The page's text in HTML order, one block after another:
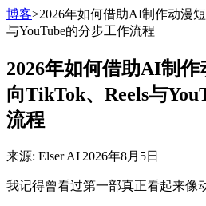
博客>2026年如何借助AI制作动漫
与YouTube的分步工作流程
2026年如何借助AI制
向TikTok、Reels与
流程
来源: Elser AI|2026年8月5日
我记得曾看过第一部真正看起来像